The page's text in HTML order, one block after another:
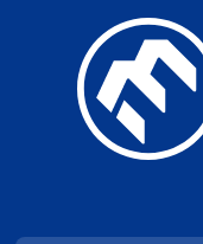
Les compétitions